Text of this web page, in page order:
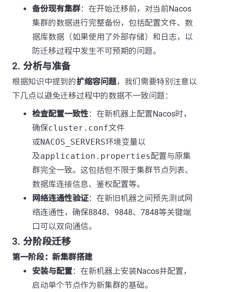
备份现有集群：在开始迁移前，对当前Nacos
集群的数据进行完整备份，包括配置文件、数
据库数据（如果使用了外部存储）和日志，以
防迁移过程中发生不可预期的问题。
2. 分析与准备
根据知识中提到的扩缩容问题，我们需要特别注意以
下几点以避免迁移过程中的数据不一致问题：
检查配置一致性：在新机器上配置Nacos时，
确保cluster.conf文件
或NACOS_SERVERS环境变量以
及application.properties配置与原集
群完全一致。这包括但不限于集群节点列表、
数据库连接信息、鉴权配置等。
网络连通性验证：在新旧机器之间预先测试网
络连通性，确保8848、9848、7848等关键端
口可以双向通信。
3. 分阶段迁移
第一阶段：新集群搭建
安装与配置：在新机器上安装Nacos并配置，
启动单个节点作为新集群的基础。